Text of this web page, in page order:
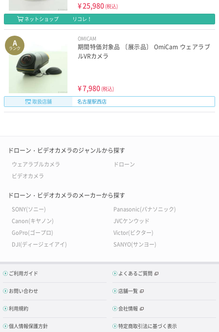
¥25,980 (税込)
ネットショップ
リコレ！
A
ランク
OMICAM
期間特価対象品 〔展示品〕 OmiCam ウェアラブ
ルVRカメラ
¥7,980 (税込)
取扱店舗
名古屋駅西店
ドローン・ビデオカメラのジャンルから探す
ウェアラブルカメラ
ドローン
ビデオカメラ
ドローン・ビデオカメラのメーカーから探す
SONY(ソニー)
Panasonic(パナソニック)
Canon(キヤノン)
JVCケンウッド
GoPro(ゴープロ)
Victor(ビクター)
DJI(ディージェイアイ)
SANYO(サンヨー)
ご利用ガイド よくあるご質問
お問い合わせ 店舗一覧
利用規約 会社情報
個人情報保護方針 特定商取引法に基づく表示